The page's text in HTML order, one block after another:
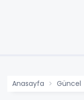
Anasayfa Güncel